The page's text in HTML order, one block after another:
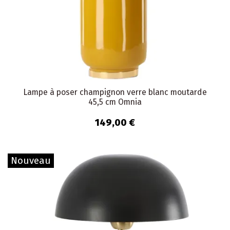
Lampe à poser champignon verre blanc moutarde
45,5 cm Omnia
149,00 €
Nouveau